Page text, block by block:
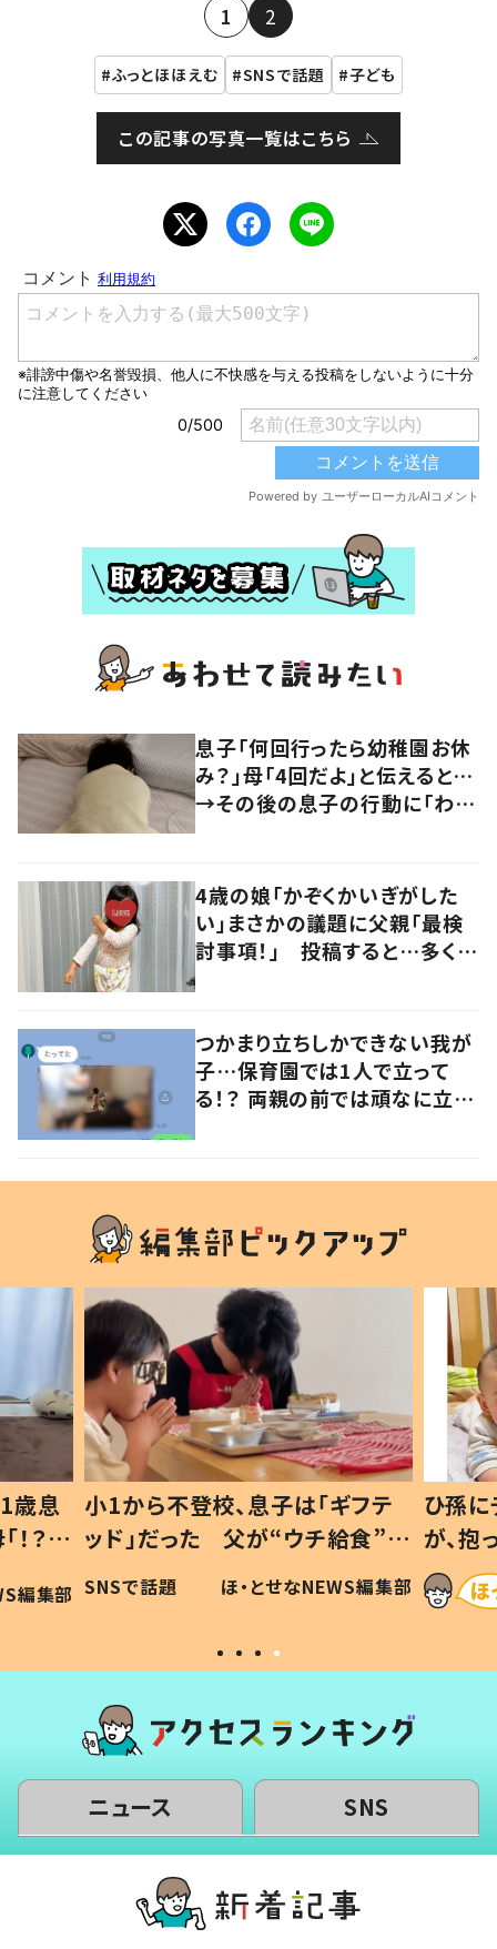
1 2
ふっとほほえむ SNSで話題 子ども
この記事の写真一覧はこちら
息子「何回行ったら幼稚園お休
み？」母「4回だよ」と伝えると…
→その後の息子の行動に「わか
4歳の娘「かぞくかいぎがした
い」まさかの議題に父親「最検
討事項！」 投稿すると…多くの
つかまり立ちしかできない我が
子…保育園では1人で立って
る！？ 両親の前では頑なに立た
フテ
食”を
編集部
ひ孫にデレデレな80歳じいじ
が、抱っこすると…ひ孫の反応に
「涙が出ました」「可愛くて仕方な
い」
ほ・とせなNEWS編集部
ニュース SNS